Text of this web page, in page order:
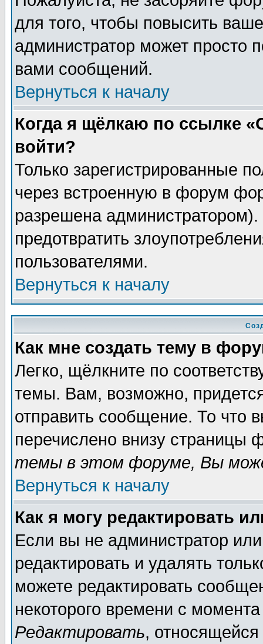
для того, чтобы повысить
администратор может просто
вами сообщений.
Вернуться к началу
Когда я щёлкаю по ссылке
войти?
Только зарегистрированные
через встроенную в форум
разрешена
предотвратить
пользователями.
Вернуться к началу
Как мне создать тему в
Легко, щёлкните по
темы. Вам, возможно,
отправить сообщение. То что
перечислено внизу страницы
темы в этом форуме, Вы
Вернуться к началу
Как я могу редактировать
Если вы не администратор
редактировать и удалять
можете редактировать
некоторого времени с
Редактировать,